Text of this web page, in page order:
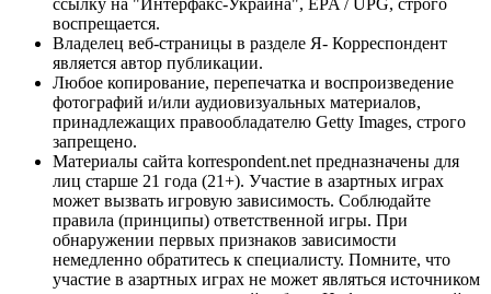
воспрещается.
Владелец веб-страницы в разделе Я- Корреспондент
является автор публикации.
Любое копирование, перепечатка и воспроизведение
фотографий и/или аудиовизуальных материалов,
принадлежащих правообладателю Getty Images, строго
запрещено.
Материалы сайта korrespondent.net предназначены для
лиц старше 21 года (21+). Участие в азартных играх
может вызвать игровую зависимость. Соблюдайте
правила (принципы) ответственной игры. При
обнаружении первых признаков зависимости
немедленно обратитесь к специалисту. Помните, что
участие в азартных играх не может являться источником